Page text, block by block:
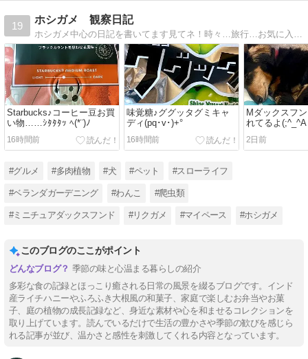
19
ホシガメ 観察日記
ホシガメ中心の日記を書いてます見てネ！時々…旅行…お気に入りアイテム…色々な出来事も！紹介してます
Starbucks♪コーヒー豆お買
い物……ｼﾀﾀﾀｯ ﾍ(*¨)ﾉ
16時間前
味覚糖♪ググッタグミキャ
ディ(pq･v･)+°
16時間前
Mダックスフ
れてるよ(;^_^A
2日前
#グルメ #多肉植物 #犬 #ペット #スローライフ
#ベランダガーデニング #わんこ #爬虫類
#ミニチュアダックスフンド #リクガメ #マイペース #ホシガメ
このブログのここがポイント
季節の味と心温まる暮らしの紹介
多彩な食の記録とほっこり癒される日常の風景を綴るブログです。インド
産ライチハニーやふろふき大根風の和菓子、家庭で楽しむお弁当やお菓
子、庭の植物の成長記録など、身近な素材や心を和ませるコレクションを
取り上げています。読んでいるだけで生活の豊かさや季節の歓びを感じら
れる記事が並び、温かさと感性を刺激してくれる内容となっています。